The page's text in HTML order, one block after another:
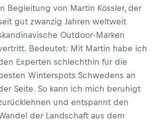
Begleitung von Martin Kössler, der
gut zwanzig Jahren weltweit
Outdoor-Marken
Bedeutet: Mit Martin habe ich
Experten schlechthin für die
Winterspots Schwedens an
Seite. So kann ich mich beruhigt
und entspannt den
der Landschaft aus dem